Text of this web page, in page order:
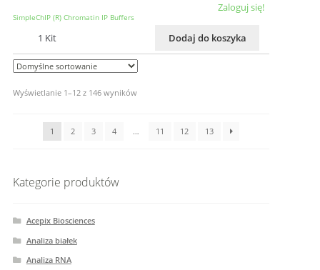
SimpleChIP (R) Chromatin IP Buffers
1 Kit
Zaloguj się!
Dodaj do koszyka
Wyświetlanie 1–12 z 146 wyników
1 2 3 4 … 11 12 13
Kategorie produktów
Acepix Biosciences
Analiza białek
Analiza RNA